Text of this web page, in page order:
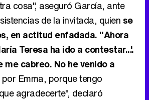
cosa", aseguró García, ante
de la invitada, quien se
en actitud enfadada. "Ahora
Teresa ha ido a contestar...'.
me cabreo. No he venido a
Emma, porque tengo
agradecerte", declaró